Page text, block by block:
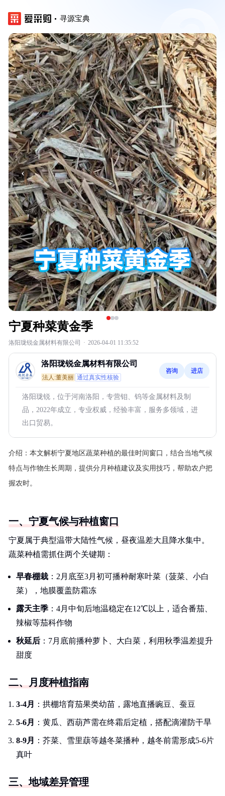
寻源宝典
‹ ›
宁夏种菜黄金季
洛阳珑锐金属材料有限公司 · 2026-04-01 11:35:52
洛阳珑锐金属材料有限公司
法人:董美丽 通过真实性核验
咨询 进店
洛阳珑锐，位于河南洛阳，专营钼、钨等金属材料及制
品，2022年成立，专业权威，经验丰富，服务多领域，进
出口贸易。
介绍： 本文解析宁夏地区蔬菜种植的最佳时间窗口，结合当地气候
特点与作物生长周期，提供分月种植建议及实用技巧，帮助农户把
握农时。
一、宁夏气候与种植窗口
宁夏属于典型温带大陆性气候，昼夜温差大且降水集中。
蔬菜种植需抓住两个关键期：
早春棚栽 ：2月底至3月初可播种耐寒叶菜（菠菜、小白
菜），地膜覆盖防霜冻
露天主季 ：4月中旬后地温稳定在12℃以上，适合番茄、
辣椒等茄科作物
秋延后 ：7月底前播种萝卜、大白菜，利用秋季温差提升
甜度
二、月度种植指南
3-4月 ：拱棚培育茄果类幼苗，露地直播豌豆、蚕豆
5-6月 ：黄瓜、西葫芦需在终霜后定植，搭配滴灌防干旱
8-9月
：芥菜、雪里蕻等越冬菜播种，越冬前需形成5-6片
真叶
三、地域差异管理